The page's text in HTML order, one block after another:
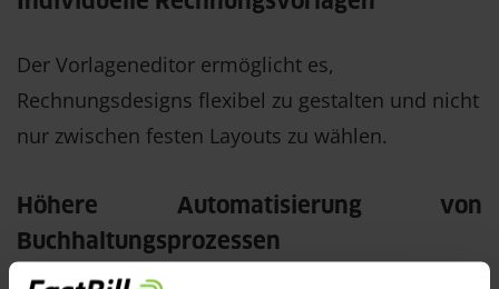
Der Vorlageneditor ermöglicht es,
Rechnungsdesigns flexibel zu gestalten und nicht
nur zwischen festen Layouts zu wählen.
Höhere Automatisierung von
Buchhaltungsprozessen